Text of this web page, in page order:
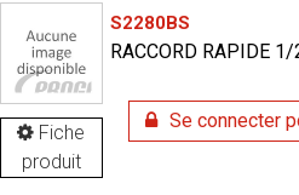
Fiche
produit
S2280BS
RACCORD RAPIDE
Se connecter